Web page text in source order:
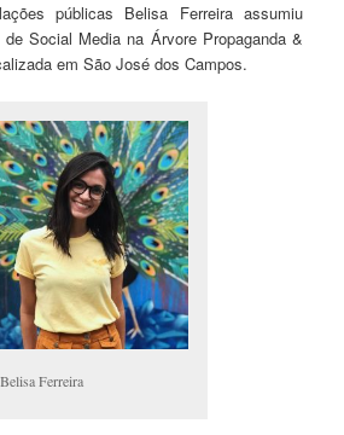
públicas Belisa Ferreira assumiu
Social Media na Árvore Propaganda &
em São José dos Campos.
Belisa Ferreira